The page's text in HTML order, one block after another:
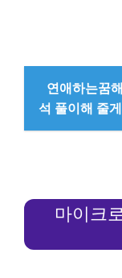
연애하는꿈
석 풀이해 줄
마이크